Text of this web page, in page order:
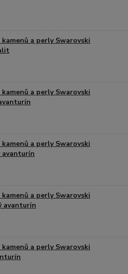
a perly Swarovski
a perly Swarovski
a perly Swarovski
avanturín
a perly Swarovski
avanturín
a perly Swarovski